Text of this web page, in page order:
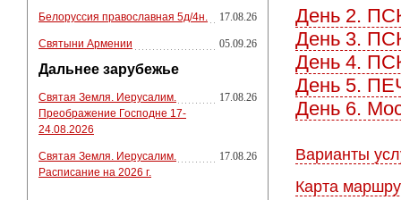
Белоруссия православная 5д/4н. 17.08.26
Святыни Армении 05.09.26
Дальнее зарубежье
Святая Земля. Иерусалим.
Преображение Господне 17-
24.08.2026
17.08.26
Святая Земля. Иерусалим.
Расписание на 2026 г.
17.08.26
День 2.
День 3.
День 4.
День 5.
День 6.
Варианты
Карта